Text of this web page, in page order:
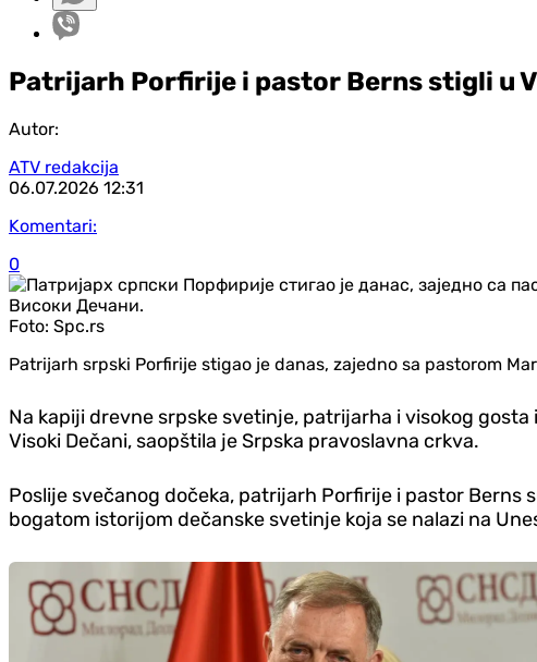
Patrijarh Porfirije i pastor Berns stigli u
Autor:
ATV redakcija
06.07.2026 12:31
Komentari:
0
Foto: Spc.rs
Patrijarh srpski Porfirije stigao je danas, zajedno sa pastorom
Na kapiji drevne srpske svetinje, patrijarha i visokog
Visoki Dečani, saopštila je Srpska pravoslavna crkva.
Poslije svečanog dočeka, patrijarh Porfirije i pastor Berns
bogatom istorijom dečanske svetinje koja se nalazi na